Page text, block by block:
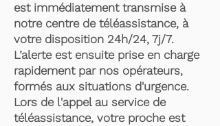
est immédiatement transmise à
notre centre de téléassistance, à
votre disposition 24h/24, 7j/7.
L’alerte est ensuite prise en charge
rapidement par nos opérateurs,
formés aux situations d'urgence.
Lors de l'appel au service de
téléassistance, votre proche est